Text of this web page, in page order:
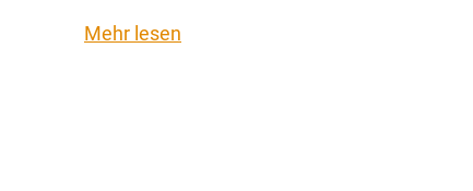
Mehr lesen